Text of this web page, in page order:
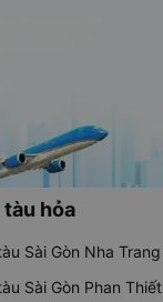
tàu hỏa
Sài Gòn Nha Trang
Sài Gòn Phan Thiết